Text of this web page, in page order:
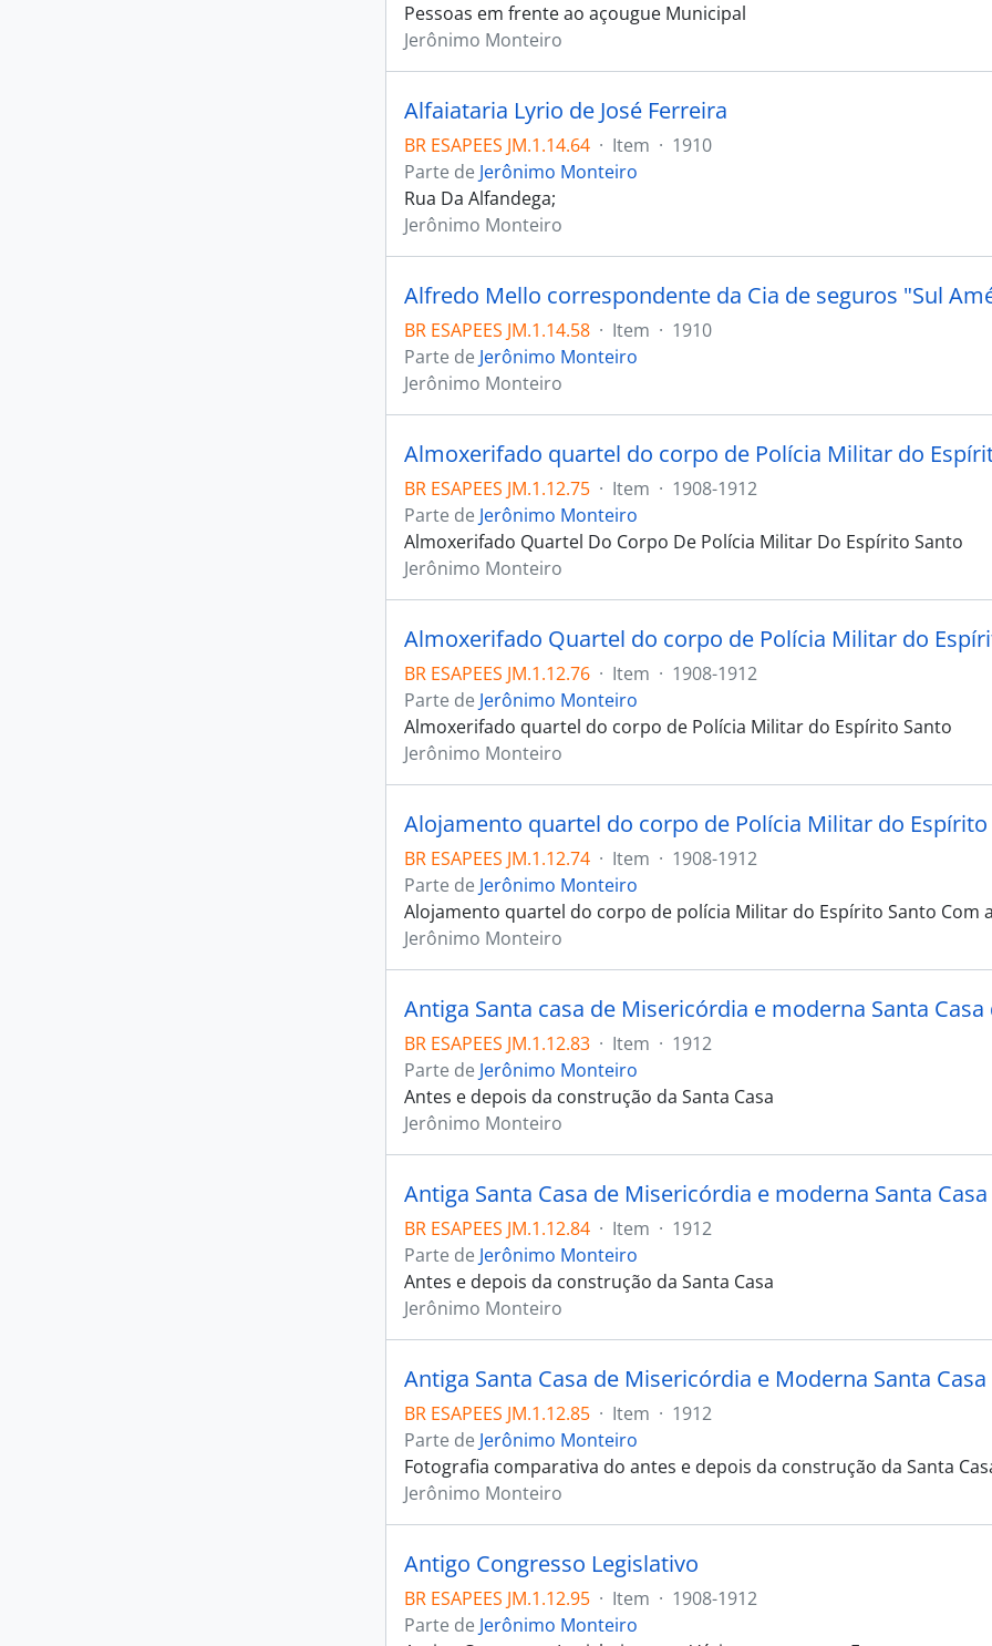
Pessoas em frente ao açougue Municipal
Jerônimo Monteiro
Alfaiataria Lyrio de José Ferreira
BR ESAPEES JM.1.14.64 · Item · 1910
Parte de Jerônimo Monteiro
Rua Da Alfandega;
Jerônimo Monteiro
Alfredo Mello correspondente da Cia de seguros "Sul
BR ESAPEES JM.1.14.58 · Item · 1910
Parte de Jerônimo Monteiro
Jerônimo Monteiro
Almoxerifado quartel do corpo de Polícia Militar do
BR ESAPEES JM.1.12.75 · Item · 1908-1912
Parte de Jerônimo Monteiro
Almoxerifado Quartel Do Corpo De Polícia Militar Do Espírito Santo
Jerônimo Monteiro
Almoxerifado Quartel do corpo de Polícia Militar do
BR ESAPEES JM.1.12.76 · Item · 1908-1912
Parte de Jerônimo Monteiro
Almoxerifado quartel do corpo de Polícia Militar do Espírito Santo
Jerônimo Monteiro
Alojamento quartel do corpo de Polícia Militar do Espírito
BR ESAPEES JM.1.12.74 · Item · 1908-1912
Parte de Jerônimo Monteiro
Alojamento quartel do corpo de polícia Militar do Espírito Santo Com
Jerônimo Monteiro
Antiga Santa casa de Misericórdia e moderna Santa
BR ESAPEES JM.1.12.83 · Item · 1912
Parte de Jerônimo Monteiro
Antes e depois da construção da Santa Casa
Jerônimo Monteiro
Antiga Santa Casa de Misericórdia e moderna Santa
BR ESAPEES JM.1.12.84 · Item · 1912
Parte de Jerônimo Monteiro
Antes e depois da construção da Santa Casa
Jerônimo Monteiro
Antiga Santa Casa de Misericórdia e Moderna Santa
BR ESAPEES JM.1.12.85 · Item · 1912
Parte de Jerônimo Monteiro
Fotografia comparativa do antes e depois da construção da Santa
Jerônimo Monteiro
Antigo Congresso Legislativo
BR ESAPEES JM.1.12.95 · Item · 1908-1912
Parte de Jerônimo Monteiro